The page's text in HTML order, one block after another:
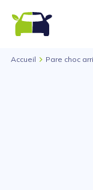
Accueil Pare choc